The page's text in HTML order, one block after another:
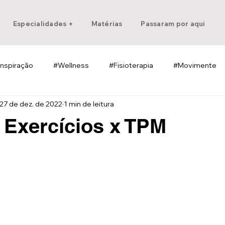
Especialidades + Matérias Passaram por aqui
#Wellness #Fisioterapia #Movimente
x TPM
27 de dez. de 2022 1 min de leitura